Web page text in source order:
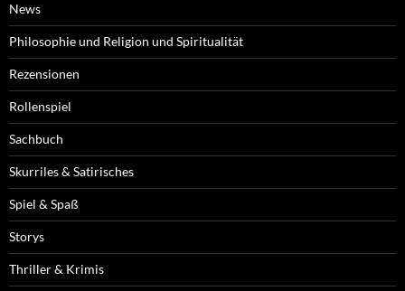
News
Philosophie und Religion und Spiritualität
Rezensionen
Rollenspiel
Sachbuch
Skurriles & Satirisches
Spiel & Spaß
Storys
Thriller & Krimis